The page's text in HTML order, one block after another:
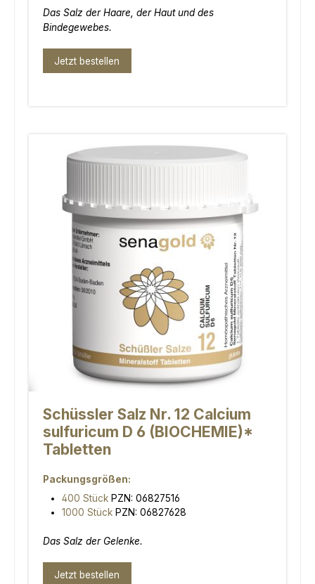
Das Salz der Haare, der Haut und des
Bindegewebes.
Jetzt bestellen
Schüssler Salz Nr. 12 Calcium
sulfuricum D 6 (BIOCHEMIE)*
Tabletten
Packungsgrößen:
400 Stück PZN: 06827516
1000 Stück PZN: 06827628
Das Salz der Gelenke.
Jetzt bestellen